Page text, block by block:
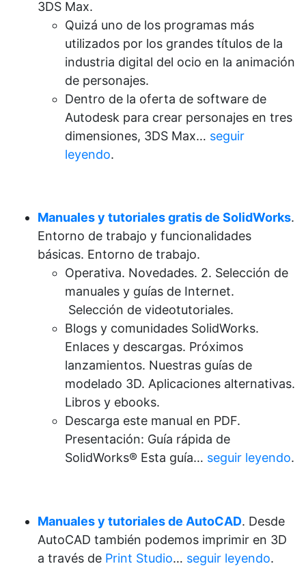
3DS Max.
Quizá uno de los programas más
utilizados por los grandes títulos de la
industria digital del ocio en la animación
de personajes.
Dentro de la oferta de software de
Autodesk para crear personajes en tres
dimensiones, 3DS Max… seguir
leyendo.
Manuales y tutoriales gratis de SolidWorks.
Entorno de trabajo y funcionalidades
básicas. Entorno de trabajo.
Operativa. Novedades. 2. Selección de
manuales y guías de Internet.
Selección de videotutoriales.
Blogs y comunidades SolidWorks.
Enlaces y descargas. Próximos
lanzamientos. Nuestras guías de
modelado 3D. Aplicaciones alternativas.
Libros y ebooks.
Descarga este manual en PDF.
Presentación: Guía rápida de
SolidWorks® Esta guía… seguir leyendo.
Manuales y tutoriales de AutoCAD. Desde
AutoCAD también podemos imprimir en 3D
a través de Print Studio… seguir leyendo.